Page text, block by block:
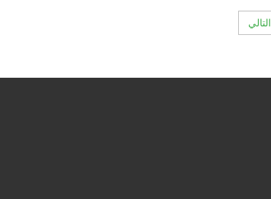
التالي